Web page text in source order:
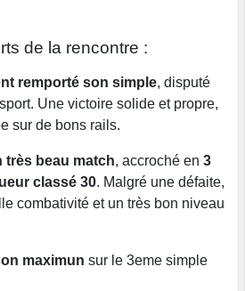
de la rencontre :
remporté son simple, disputé
Une victoire solide et propre,
sur de bons rails.
très beau match, accroché en 3
classé 30. Malgré une défaite,
combativité et un très bon niveau
maximun sur le 3eme simple